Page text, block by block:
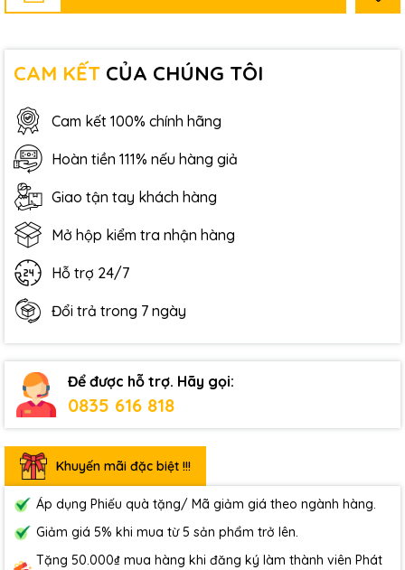
CAM KẾT CỦA CHÚNG TÔI
Cam kết 100% chính hãng
Hoàn tiền 111% nếu hàng giả
Giao tận tay khách hàng
Mở hộp kiểm tra nhận hàng
Hỗ trợ 24/7
Đổi trả trong 7 ngày
Để được hỗ trợ. Hãy gọi:
0835 616 818
Khuyến mãi đặc biệt !!!
Áp dụng Phiếu quà tặng/ Mã giảm giá theo ngành hàng.
Giảm giá 5% khi mua từ 5 sản phẩm trở lên.
Tặng 50.000₫ mua hàng khi đăng ký làm thành viên Phát